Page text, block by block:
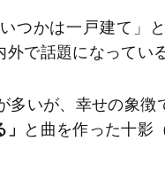
つかは一戸建て」
で話題になっている
いが、幸せの象徴
と曲を作った十影